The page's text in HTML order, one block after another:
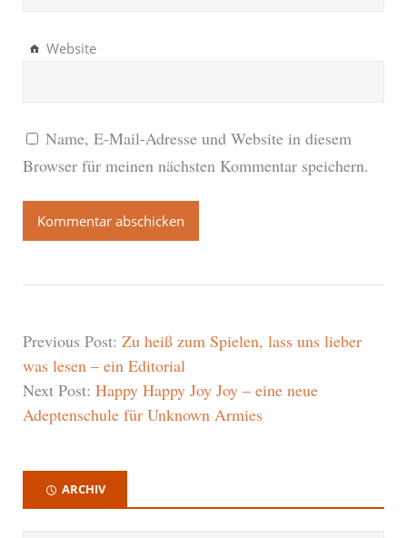
Website
Name, E-Mail-Adresse und Website in diesem
Browser für meinen nächsten Kommentar speichern.
Previous Post: Zu heiß zum Spielen, lass uns lieber
was lesen – ein Editorial
Next Post: Happy Happy Joy Joy – eine neue
Adeptenschule für Unknown Armies
ARCHIV